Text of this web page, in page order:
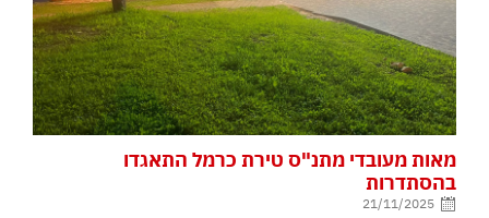
מאות מעובדי מתנ"ס טירת כרמל התאגדו
בהסתדרות
21/11/2025